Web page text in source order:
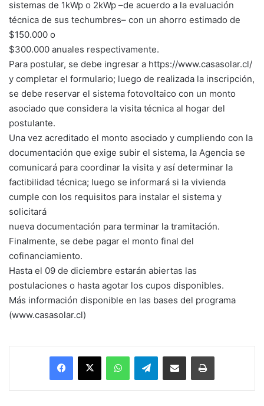
sistemas de 1kWp o 2kWp –de acuerdo a la evaluación
técnica de sus techumbres– con un ahorro estimado de
$150.000 o
$300.000 anuales respectivamente.
Para postular, se debe ingresar a https://www.casasolar.cl/
y completar el formulario; luego de realizada la inscripción,
se debe reservar el sistema fotovoltaico con un monto
asociado que considera la visita técnica al hogar del
postulante.
Una vez acreditado el monto asociado y cumpliendo con la
documentación que exige subir el sistema, la Agencia se
comunicará para coordinar la visita y así determinar la
factibilidad técnica; luego se informará si la vivienda
cumple con los requisitos para instalar el sistema y
solicitará
nueva documentación para terminar la tramitación.
Finalmente, se debe pagar el monto final del
cofinanciamiento.
Hasta el 09 de diciembre estarán abiertas las
postulaciones o hasta agotar los cupos disponibles.
Más información disponible en las bases del programa
(www.casasolar.cl)
Facebook
X WhatsAppTelegramEnviar vía email Imprimir